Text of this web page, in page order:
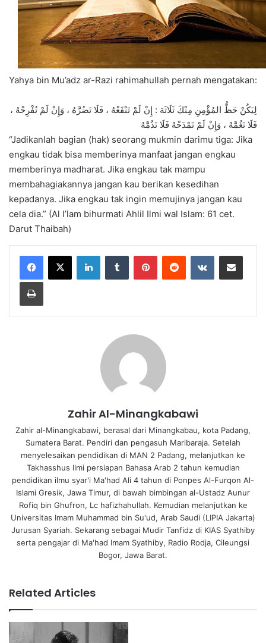
Yahya bin Mu’adz ar-Razi rahimahullah pernah mengatakan:
لِيَكُنْ حَظُّ المُؤْمِنِ مِنْكَ ثَلَاثَة : إِنْ لَمْ تَنْفَعْهُ ، فَلَا تَضُرَّهُ ، وَإِنْ لَمْ تُفْرِحْهُ ،
فَلَا تَغُمَّهُ ، وَإِنْ لَمْ تَمْدَحْهُ فَلَا تَذُمَّهُ
“Jadikanlah bagian (hak) seorang mukmin darimu tiga: Jika
engkau tidak bisa memberinya manfaat jangan engkau
memberinya madharat. Jika engkau tak mampu
membahagiakannya jangan kau berikan kesedihan
kepadanya. Jika engkau tak ingin memujinya jangan kau
cela dia.” (Al I’lam bihurmati Ahlil Ilmi wal Islam: 61 cet.
Darut Thaibah)
Zahir Al-Minangkabawi
Zahir al-Minangkabawi, berasal dari Minangkabau, kota Padang,
Sumatera Barat. Pendiri dan pengasuh Maribaraja. Setelah
menyelesaikan pendidikan di MAN 2 Padang, melanjutkan ke
Takhasshus Ilmi persiapan Bahasa Arab 2 tahun kemudian
pendidikan ilmu syar'i Ma'had Ali 4 tahun di Ponpes Al-Furqon Al-
Islami Gresik, Jawa Timur, di bawah bimbingan al-Ustadz Aunur
Rofiq bin Ghufron, Lc hafizhahullah. Kemudian melanjutkan ke
Universitas Imam Muhammad bin Su'ud, Arab Saudi (LIPIA Jakarta)
Jurusan Syariah. Sekarang sebagai Mudir Tanfidz di KIAS Syathiby
serta pengajar di Ma'had Imam Syathiby, Radio Rodja, Cileungsi
Bogor, Jawa Barat.
Related Articles